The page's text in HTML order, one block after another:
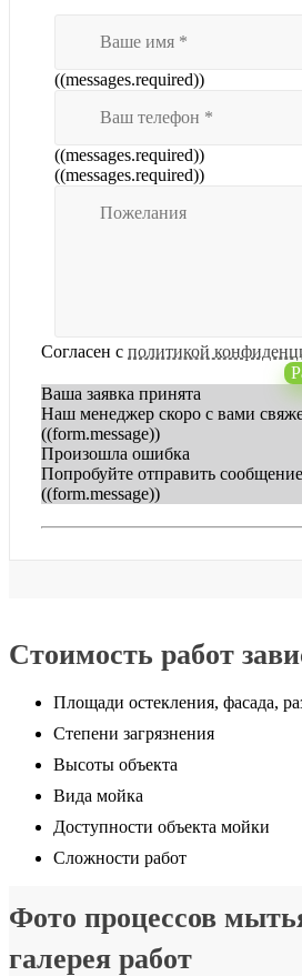
((messages.required))
((messages.required))
((messages.required))
Согласен с политикой
Ваша заявка принята
Наш менеджер скоро с вами
((form.message))
Произошла ошибка
Попробуйте отправить
((form.message))
Стоимость работ
Площади остекления, фасада,
Степени загрязнения
Высоты объекта
Вида мойка
Доступности объекта мойки
Сложности работ
Фото процессов
галерея работ